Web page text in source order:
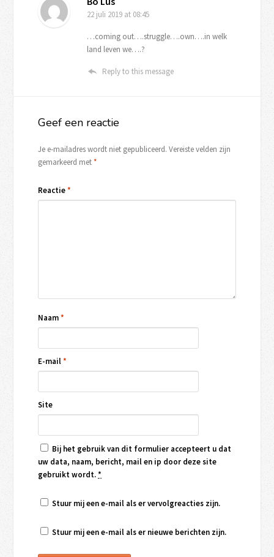
22 juli 2019 at 08:45
…coming out….struggle….own….in welk
land leven we….?
Reply to this message
Geef een reactie
Je e-mailadres wordt niet gepubliceerd. Vereiste velden zijn
gemarkeerd met*
Reactie*
Naam*
E-mail*
Site
Bij het gebruik van dit formulier accepteert u dat
uw data, naam, bericht, mail en ip door deze site
gebruikt wordt.*
Stuur mij een e-mail als er vervolgreacties zijn.
Stuur mij een e-mail als er nieuwe berichten zijn.